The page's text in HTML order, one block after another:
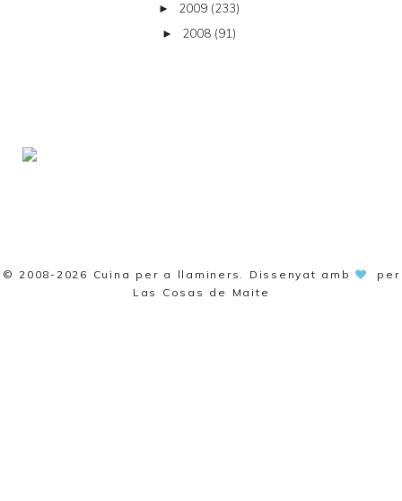
► 2009 (233)
► 2008 (91)
© 2008-2026 Cuina per a llaminers . Dissenyat amb
per
Las Cosas de Maite